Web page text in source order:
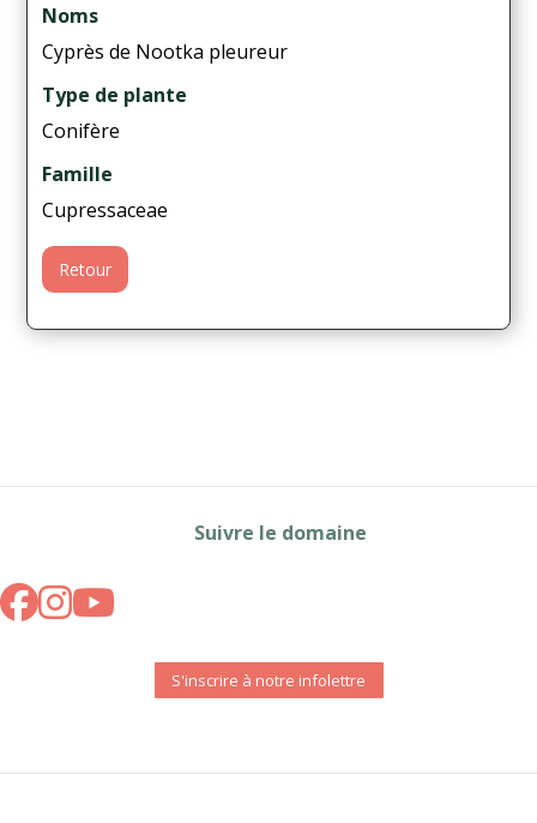
Noms
Cyprès de Nootka pleureur
Type de plante
Conifère
Famille
Cupressaceae
Retour
Suivre le domaine
S'inscrire à notre infolettre